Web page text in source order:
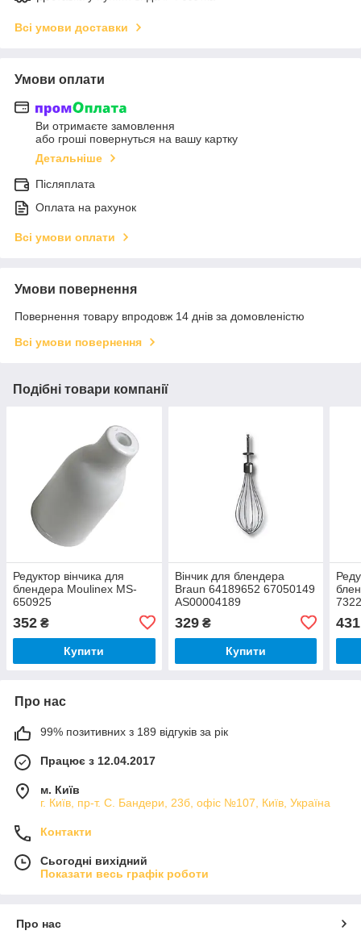
Всі умови доставки
Умови оплати
Ви отримаєте замовлення
або гроші повернуться на вашу картку
Детальніше
Післяплата
Оплата на рахунок
Всі умови оплати
Умови повернення
Повернення товару впродовж 14 днів за домовленістю
Всі умови повернення
Подібні товари компанії
Редуктор вінчика для
блендера Moulinex MS-
650925
352 ₴
Купити
Вінчик для блендера
Braun 64189652 67050149
AS00004189
329₴
Купити
431
Про нас
99% позитивних з 189 відгуків за рік
Працює з 12.04.2017
м. Київ
г. Київ, пр-т. С. Бандери, 23б, офіс №107, Київ, Україна
Контакти
Сьогодні вихідний
Показати весь графік роботи
Про нас